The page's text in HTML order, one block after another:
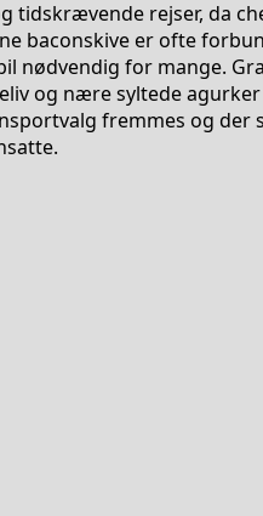
tidskrævende rejser, da
baconskive er ofte
nødvendig for mange.
og nære syltede
fremmes og der